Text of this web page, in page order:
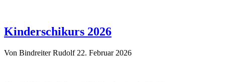
Kinderschikurs 2026
Von Bindreiter Rudolf 22. Februar 2026